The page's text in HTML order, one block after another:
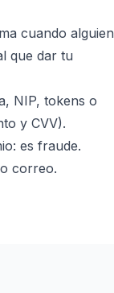
cuando alguien
que dar tu
NIP, tokens o
y CVV).
es fraude.
correo.